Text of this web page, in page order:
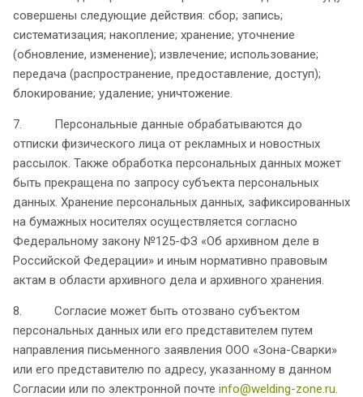
совершены следующие действия: сбор; запись;
систематизация; накопление; хранение; уточнение
(обновление, изменение); извлечение; использование;
передача (распространение, предоставление, доступ);
блокирование; удаление; уничтожение.
7. Персональные данные обрабатываются до
отписки физического лица от рекламных и новостных
рассылок. Также обработка персональных данных может
быть прекращена по запросу субъекта персональных
данных. Хранение персональных данных, зафиксированных
на бумажных носителях осуществляется согласно
Федеральному закону №125-ФЗ «Об архивном деле в
Российской Федерации» и иным нормативно правовым
актам в области архивного дела и архивного хранения.
8. Согласие может быть отозвано субъектом
персональных данных или его представителем путем
направления письменного заявления ООО «Зона-Сварки»
или его представителю по адресу, указанному в данном
Согласии или по электронной почте info@welding-zone.ru.